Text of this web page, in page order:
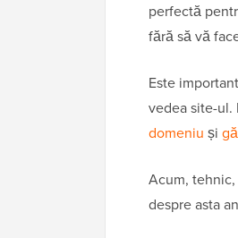
perfectă
fără să vă
Este
vedea site-ul.
domeniu și
Acum,
despre asta